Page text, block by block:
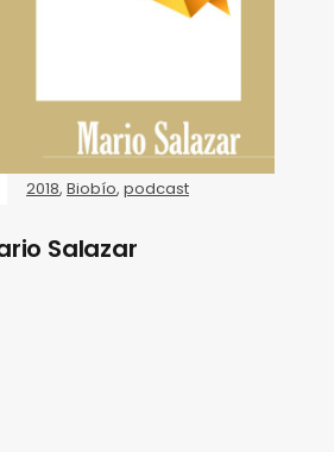
2018, Biobío, podcast
Salazar